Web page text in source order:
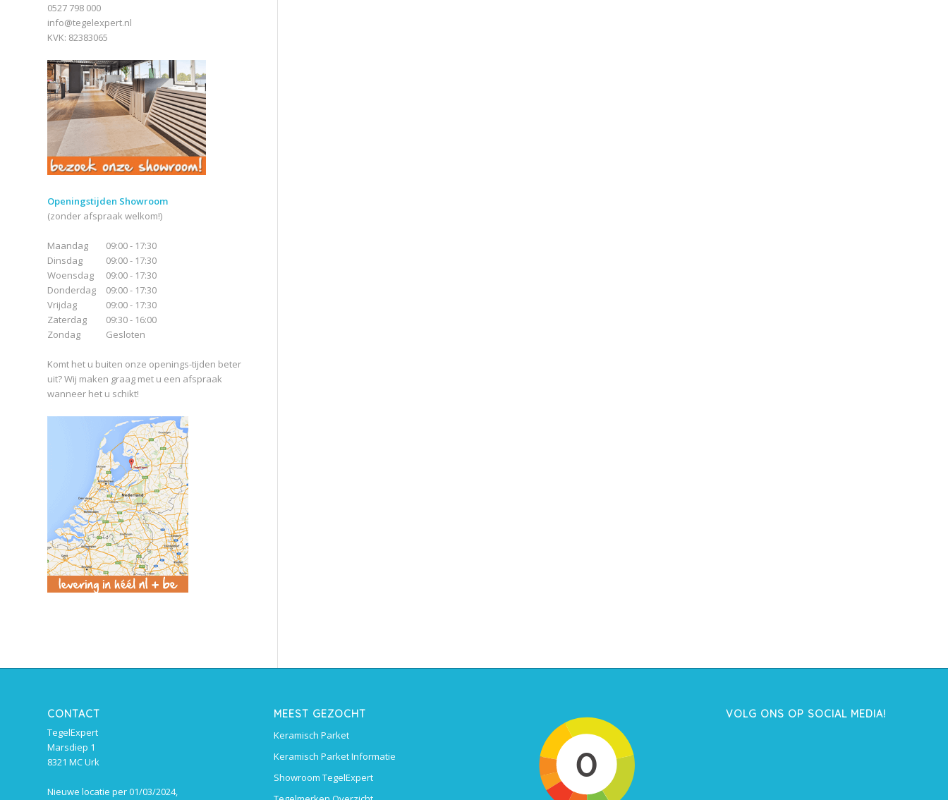
0527 798 000
info@tegelexpert.nl
KVK: 82383065
Openingstijden Showroom
(zonder afspraak welkom!)
Maandag
Dinsdag
Woensdag
Donderdag
Vrijdag
Zaterdag
Zondag
09:00 - 17:30
09:00 - 17:30
09:00 - 17:30
09:00 - 17:30
09:00 - 17:30
09:30 - 16:00
Gesloten
Komt het u buiten onze openings-tijden beter
uit? Wij maken graag met u een afspraak
wanneer het u schikt!
CONTACT
TegelExpert
Marsdiep 1
8321 MC Urk
Nieuwe locatie per 01/03/2024,
MEEST GEZOCHT
Keramisch Parket
Keramisch Parket Informatie
Showroom TegelExpert
VOLG ONS OP SOCIAL MEDIA!